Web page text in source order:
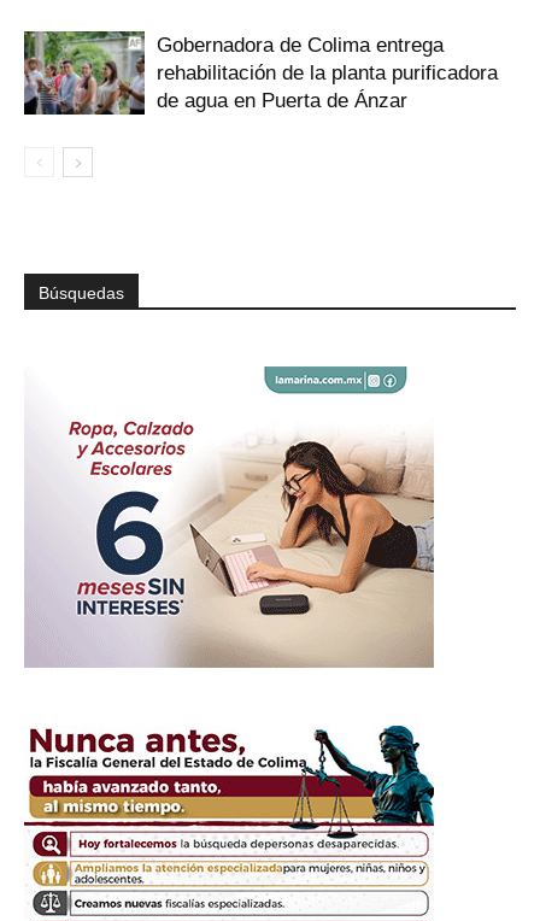
Gobernadora de Colima entrega
rehabilitación de la planta purificadora
de agua en Puerta de Ánzar
Búsquedas